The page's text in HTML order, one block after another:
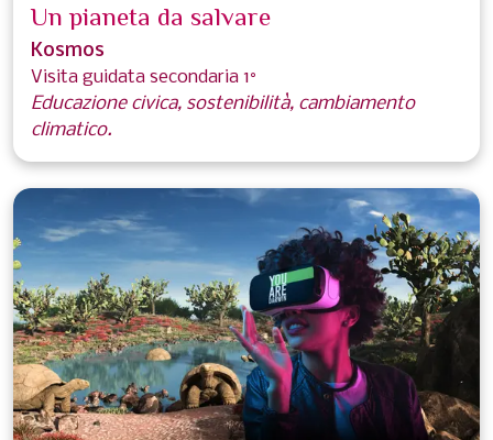
Un pianeta da salvare
Kosmos
Visita guidata secondaria 1°
Educazione civica, sostenibilità, cambiamento
climatico.